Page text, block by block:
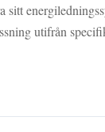
sitt
utifrån